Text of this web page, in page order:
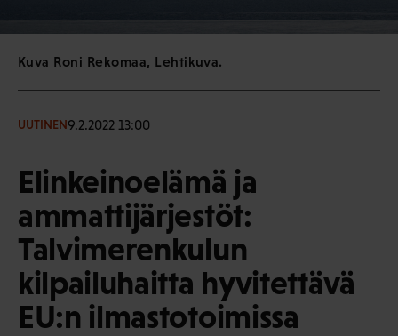
Kuva Roni Rekomaa, Lehtikuva.
UUTINEN9.2.2022 13:00
Elinkeinoelämä ja
ammattijärjestöt:
Talvimerenkulun
kilpailuhaitta hyvitettävä
EU:n ilmastotoimissa